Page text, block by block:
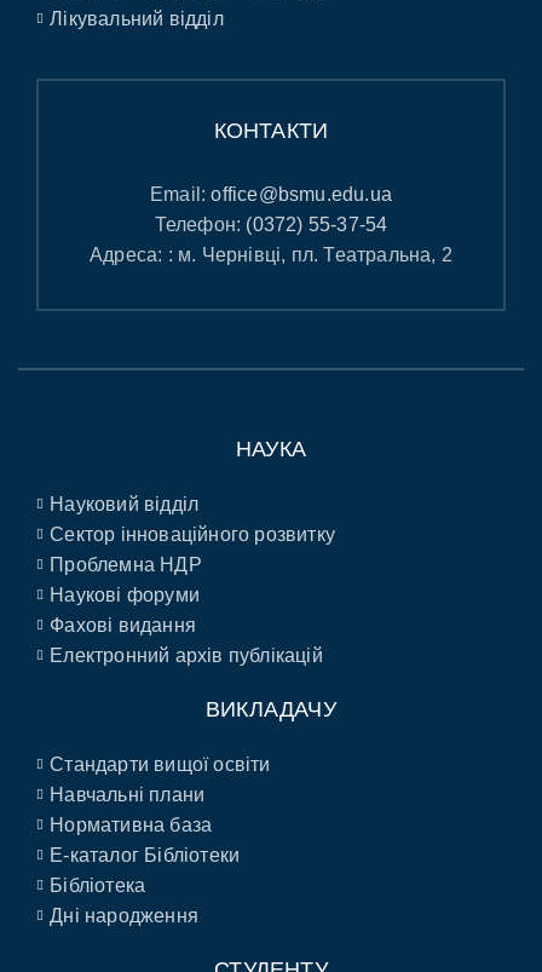
Лікувальний відділ
КОНТАКТИ
Email:office@bsmu.edu.ua
Телефон: (0372) 55-37-54
Адреса: : м. Чернівці, пл. Театральна, 2
НАУКА
Науковий відділ
Сектор інноваційного розвитку
Проблемна НДР
Наукові форуми
Фахові видання
Електронний архів публікацій
ВИКЛАДАЧУ
Стандарти вищої освіти
Навчальні плани
Нормативна база
E-каталог Бібліотеки
Бібліотека
Дні народження